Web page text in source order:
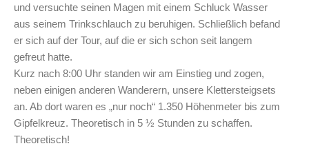
und versuchte seinen Magen mit einem Schluck Wasser
aus seinem Trinkschlauch zu beruhigen. Schließlich befand
er sich auf der Tour, auf die er sich schon seit langem
gefreut hatte.
Kurz nach 8:00 Uhr standen wir am Einstieg und zogen,
neben einigen anderen Wanderern, unsere Klettersteigsets
an. Ab dort waren es „nur noch“ 1.350 Höhenmeter bis zum
Gipfelkreuz. Theoretisch in 5 ½ Stunden zu schaffen.
Theoretisch!